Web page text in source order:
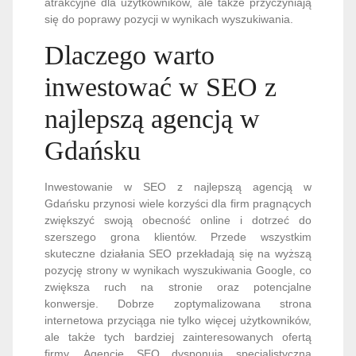
się do poprawy pozycji w wynikach wyszukiwania.
Dlaczego warto
inwestować w SEO z
najlepszą agencją w
Gdańsku
Inwestowanie w SEO z najlepszą agencją w
Gdańsku przynosi wiele korzyści dla firm pragnących
zwiększyć swoją obecność online i dotrzeć do
szerszego grona klientów. Przede wszystkim
skuteczne działania SEO przekładają się na wyższą
pozycję strony w wynikach wyszukiwania Google, co
zwiększa ruch na stronie oraz potencjalne
konwersje. Dobrze zoptymalizowana strona
internetowa przyciąga nie tylko więcej użytkowników,
ale także tych bardziej zainteresowanych ofertą
firmy. Agencje SEO dysponują specjalistyczną